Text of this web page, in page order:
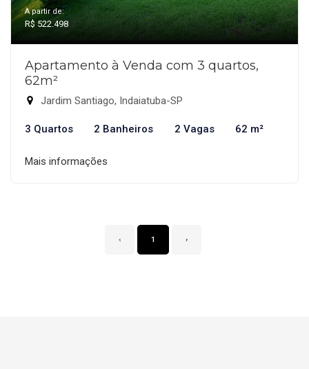
A partir de:
R$ 522.498
Apartamento à Venda com 3 quartos,
62m²
Jardim Santiago, Indaiatuba-SP
3 Quartos 2 Banheiros 2 Vagas 62 m²
Mais informações
‹ 1 ›